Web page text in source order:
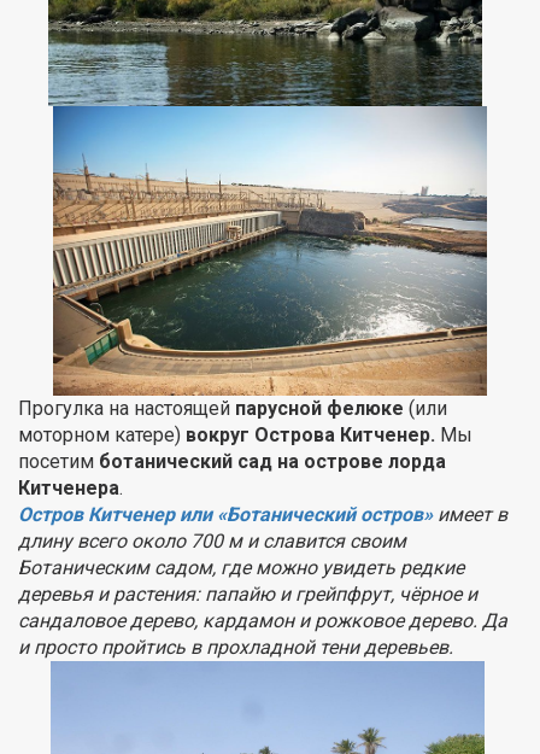
Прогулка на настоящей парусной фелюке (или
моторном катере) вокруг Острова Китченер. Мы
посетим ботанический сад на острове лорда
Китченера.
Остров Китченер или «Ботанический остров» имеет в
длину всего около 700 м и славится своим
Ботаническим садом, где можно увидеть редкие
деревья и растения: папайю и грейпфрут, чёрное и
сандаловое дерево, кардамон и рожковое дерево. Да
и просто пройтись в прохладной тени деревьев.